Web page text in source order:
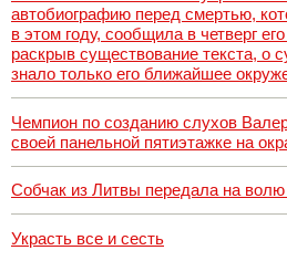
автобиографию перед смертью,
в этом году, сообщила в четверг
раскрыв существование текста, о
знало только его ближайшее
Чемпион по созданию слухов
своей панельной пятиэтажке на
Собчак из Литвы передала на
Украсть все и сесть